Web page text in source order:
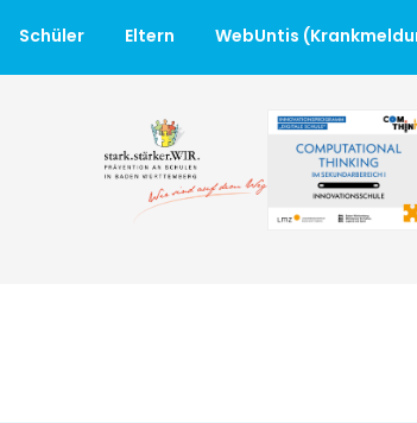
Schüler Eltern WebUntis